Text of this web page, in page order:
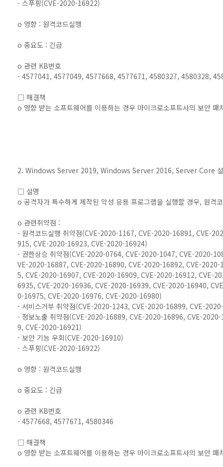
- 스푸핑(CVE-2020-16922)
o 영향 : 원격코드실행
o 중요도 : 긴급
o 관련 KB번호
- 4577041, 4577049, 4577668, 4577671, 4580327, 4580328,
□ 해결책
o 영향 받는 소프트웨어를 이용하는 경우 마이크로소프트사의 보안 패
2. Windows Server 2019, Windows Server 2016, Server Core
□ 설명
o 공격자가 특수하게 제작된 악성 응용 프로그램을 실행할 경우, 원격
o 관련취약점 :
- 원격코드실행 취약점(CVE-2020-1167, CVE-2020-16891, CVE-
915, CVE-2020-16923, CVE-2020-16924)
- 권한상승 취약점(CVE-2020-0764, CVE-2020-1047, CVE-2020-
VE-2020-16887, CVE-2020-16890, CVE-2020-16892, CVE-
5, CVE-2020-16907, CVE-2020-16909, CVE-2020-16912, CVE-
6935, CVE-2020-16936, CVE-2020-16939, CVE-2020-16940,
0-16975, CVE-2020-16976, CVE-2020-16980)
- 서비스거부 취약점(CVE-2020-1243, CVE-2020-16899, CVE-
- 정보노출 취약점(CVE-2020-16889, CVE-2020-16896, CVE-
9, CVE-2020-16921)
- 보안 기능 우회(CVE-2020-16910)
- 스푸핑(CVE-2020-16922)
o 영향 : 원격코드실행
o 중요도 : 긴급
o 관련 KB번호
- 4577668, 4577671, 4580346
□ 해결책
o 영향 받는 소프트웨어를 이용하는 경우 마이크로소프트사의 보안 패